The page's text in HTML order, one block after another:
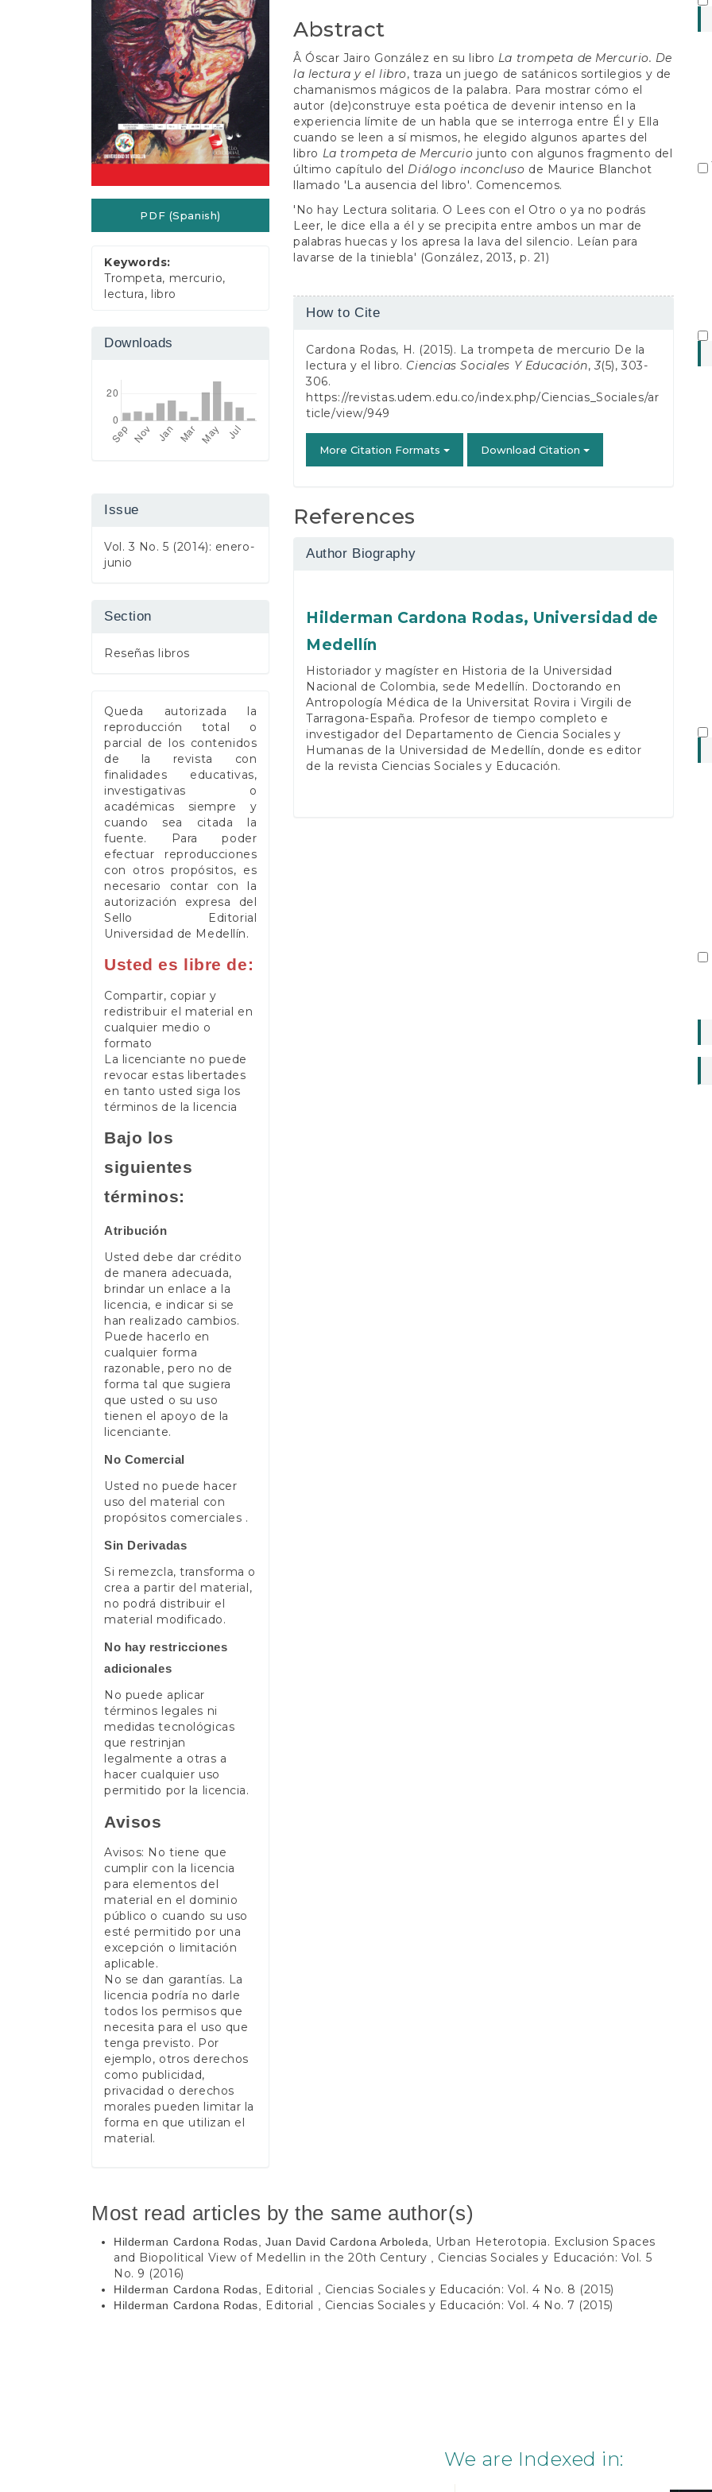
PDF (Spanish)
Keywords:
Trompeta, mercurio,
lectura, libro
Downloads
Issue
Vol. 3 No. 5 (2014): enero-
junio
Section
Reseñas libros
Queda autorizada la
reproducción total o
parcial de los contenidos
de la revista con
finalidades educativas,
investigativas o
académicas siempre y
cuando sea citada la
fuente. Para poder
efectuar reproducciones
con otros propósitos, es
necesario contar con la
autorización expresa del
Sello Editorial
Universidad de Medellín.
Usted es libre de:
Compartir, copiar y
redistribuir el material en
cualquier medio o
formato
La licenciante no puede
revocar estas libertades
en tanto usted siga los
términos de la licencia
Bajo los
siguientes
términos:
Atribución
Usted debe dar crédito
de manera adecuada,
brindar un enlace a la
licencia, e indicar si se
han realizado cambios.
Puede hacerlo en
cualquier forma
razonable, pero no de
forma tal que sugiera
que usted o su uso
tienen el apoyo de la
licenciante.
No Comercial
Usted no puede hacer
uso del material con
propósitos comerciales .
Sin Derivadas
Si remezcla, transforma o
crea a partir del material,
no podrá distribuir el
material modificado.
No hay restricciones
adicionales
No puede aplicar
términos legales ni
medidas tecnológicas
que restrinjan
legalmente a otras a
hacer cualquier uso
permitido por la licencia.
Avisos
Avisos: No tiene que
cumplir con la licencia
para elementos del
material en el dominio
público o cuando su uso
esté permitido por una
excepción o limitación
aplicable.
No se dan garantías. La
licencia podría no darle
todos los permisos que
necesita para el uso que
tenga previsto. Por
ejemplo, otros derechos
como publicidad,
privacidad o derechos
morales pueden limitar la
forma en que utilizan el
material.
Abstract
Â Óscar Jairo González en su libro La trompeta de Mercurio. De
la lectura y el libro, traza un juego de satánicos sortilegios y de
chamanismos mágicos de la palabra. Para mostrar cómo el
autor (de)construye esta poética de devenir intenso en la
experiencia límite de un habla que se interroga entre Él y Ella
cuando se leen a sí mismos, he elegido algunos apartes del
libro La trompeta de Mercurio junto con algunos fragmento del
último capítulo del Diálogo inconcluso de Maurice Blanchot
llamado 'La ausencia del libro'. Comencemos.
'No hay Lectura solitaria. O Lees con el Otro o ya no podrás
Leer, le dice ella a él y se precipita entre ambos un mar de
palabras huecas y los apresa la lava del silencio. Leían para
lavarse de la tiniebla' (González, 2013, p. 21)
Article
How to Cite
Cardona Rodas, H. (2015). La trompeta de mercurio De la
lectura y el libro. Ciencias Sociales Y Educación, 3(5), 303-
306.
https://revistas.udem.edu.co/index.php/Ciencias_Sociales/ar
ticle/view/949
More Citation Formats Download Citation
References
Author Biography
Hilderman Cardona Rodas, Universidad de
Medellín
Historiador y magíster en Historia de la Universidad
Nacional de Colombia, sede Medellín. Doctorando en
Antropología Médica de la Universitat Rovira i Virgili de
Tarragona-España. Profesor de tiempo completo e
investigador del Departamento de Ciencia Sociales y
Humanas de la Universidad de Medellín, donde es editor
de la revista Ciencias Sociales y Educación.
Most read articles by the same author(s)
Hilderman Cardona Rodas, Juan David Cardona Arboleda, Urban Heterotopia. Exclusion Spaces
and Biopolitical View of Medellin in the 20th Century , Ciencias Sociales y Educación: Vol. 5
No. 9 (2016)
Hilderman Cardona Rodas, Editorial , Ciencias Sociales y Educación: Vol. 4 No. 8 (2015)
Hilderman Cardona Rodas, Editorial , Ciencias Sociales y Educación: Vol. 4 No. 7 (2015)
We are Indexed in: